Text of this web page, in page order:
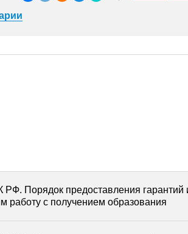
РФ. Порядок предоставления гарантий
с получением образования